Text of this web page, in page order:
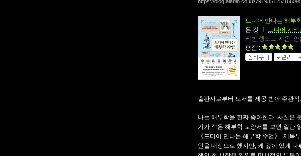
https://blog.aladin.co.kr/791935125/
드디어 만나는 해부
든 것
ㅣ
드디어 시리
케빈 랭포드 지음,
평점 :
출판사로부터 도서를 제공 받아 주관
나는 해부학을 진짜 좋아한다. 사실은
기가 적은 해부학 교양서를 보면 일단
《드디어 만나는 해부학 수업》. 제목
인을 대상으로 했지만, 꽤 깊이 있게